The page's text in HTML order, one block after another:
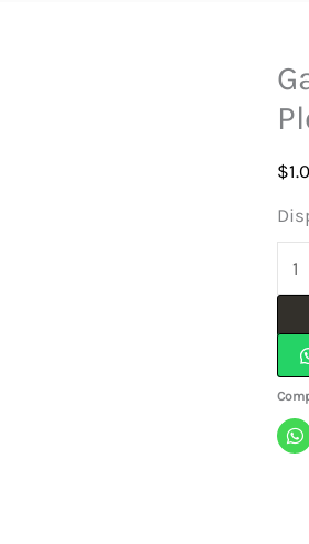
$
Gato
2T
6